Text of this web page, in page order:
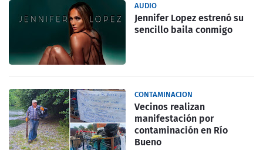
AUDIO
Jennifer Lopez estrenó su
sencillo baila conmigo
CONTAMINACION
Vecinos realizan
manifestación por
contaminación en Río
Bueno